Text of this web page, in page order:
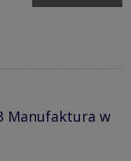
Manufaktura w